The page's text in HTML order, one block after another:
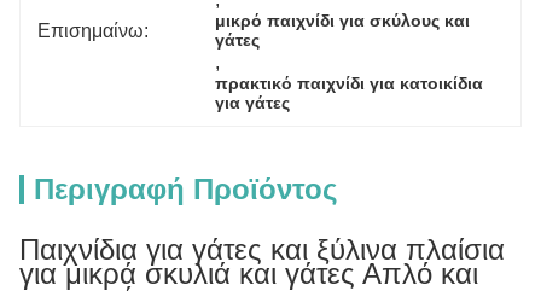
Επισημαίνω:
μικρό παιχνίδι για σκύλους και
γάτες
,
πρακτικό παιχνίδι για κατοικίδια
για γάτες
Περιγραφή Προϊόντος
Παιχνίδια για γάτες και ξύλινα πλαίσια
για μικρά σκυλιά και γάτες Απλό και